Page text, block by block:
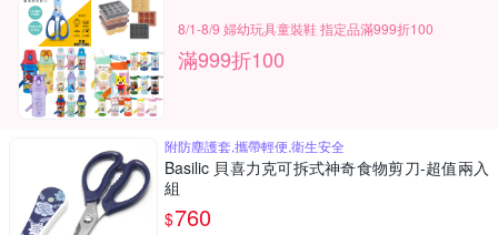
8/1-8/9 婦幼玩具童裝鞋 指定品滿999折100
滿999折100
附防塵護套,攜帶輕便,衛生安全
Basilic 貝喜力克可拆式神奇食物剪刀-超值兩入
組
$760